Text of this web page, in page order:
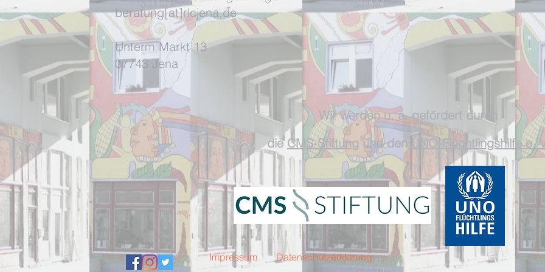
beratung[at]rlcjena.de
Unterm Markt 13
07743 Jena
Wir werden u. a. gefördert durch
die CMS-Stiftung undden UNO-Flüchtlingshilfe e.
Impressum Datenschutzerklärung